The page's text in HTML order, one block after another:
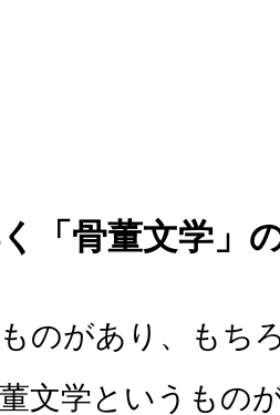
「骨董文学」
のがあり、もち
文学というもの